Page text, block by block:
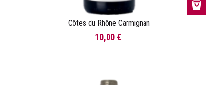
Côtes du Rhône Carmignan
10,00 €